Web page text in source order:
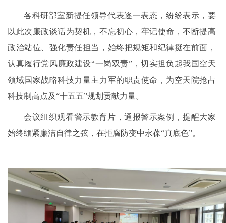
各科研部室新提任领导代表逐一表态，纷纷表示，要
以此次廉政谈话为契机，不忘初心，牢记使命，不断提高
政治站位、强化责任担当，始终把规矩和纪律挺在前面，
认真履行党风廉政建设“一岗双责”，切实担负起我国空天
领域国家战略科技力量主力军的职责使命，为空天院抢占
科技制高点及“十五五”规划贡献力量。
会议组织观看警示教育片，通报警示案例，提醒大家
始终绷紧廉洁自律之弦，在拒腐防变中永葆“真底色”。